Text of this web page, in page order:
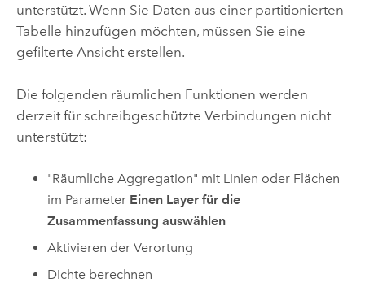
unterstützt. Wenn Sie Daten aus einer partitionierten
Tabelle hinzufügen möchten, müssen Sie eine
gefilterte Ansicht erstellen.
Die folgenden räumlichen Funktionen werden
derzeit für schreibgeschützte Verbindungen nicht
unterstützt:
"Räumliche Aggregation" mit Linien oder Flächen
im Parameter Einen Layer für die
Zusammenfassung auswählen
Aktivieren der Verortung
Dichte berechnen